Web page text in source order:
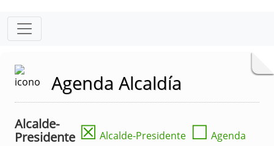
Agenda Alcaldía
Alcalde-
Presidente ☒ Alcalde-Presidente ☐ Agenda